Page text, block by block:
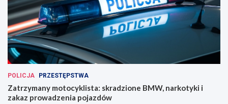
POLICJA PRZESTĘPSTWA
Zatrzymany motocyklista: skradzione BMW, narkotyki i
zakaz prowadzenia pojazdów